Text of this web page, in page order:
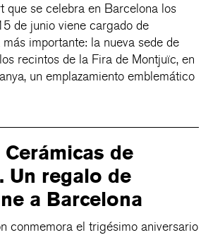
que se celebra en Barcelona los
de junio viene cargado de
más importante: la nueva sede de
recintos de la Fira de Montjuïc, en
un emplazamiento emblemático
Cerámicas de
Un regalo de
a Barcelona
conmemora el trigésimo aniversario